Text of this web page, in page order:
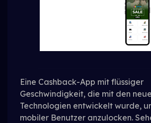
Eine Cashback-App mit flüssiger
Geschwindigkeit, die mit den
Technologien entwickelt wurde,
mobiler Benutzer anzulocken.